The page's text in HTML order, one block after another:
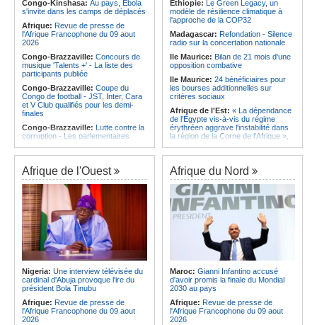
Afrique:Le Maroc et l'Afrique du
Sud se retrouvent quatre ans après
la finale
Afrique:
Côte d'Ivoire - Algérie, un
Angola:Le MAT organise la
troisième édition de la Semaine du
développement local à Namibe
Congo-Kinshasa: Au pays, Ebola
s'invite dans les camps de déplacés
Afrique: Revue de presse de
l'Afrique Francophone du 09 aout
2026
Congo-Brazzaville: Concours de
musique 'Talents +' - La liste des
participants publiée
Congo-Brazzaville: Coupe du
Congo de football - JST, Inter, Cara
et V Club qualifiés pour les demi-
finales
Congo-Brazzaville: Lutte contre la
corruption - Les parlementaires
Congo-Brazzaville:Santé publique
- Ollombo réceptionne son hôpital de
référence
Congo-Brazzaville:
Lutte contre
les épidémies - Les employés de la
maison de retraite Kambissi en
formation
Congo-Brazzaville:Distinction -
Darrel Ornelle Elion Assiana promue
maître-assistant Cames
Afrique:Naomi Eto (Cameroun) - «
Face au Nigeria, nous donnerons
tout sur le terrain. »
Cameroun:Ngoh Ngoh, l'homme
qui signe à la place de Biya
Ethiopie: Le Green Legacy, un
modèle de résilience climatique à
l'approche de la COP32
Madagascar: Refondation - Silence
radio sur la concertation nationale
Ile Maurice: Bilan de 21 mois d'une
opposition combative
Ile Maurice: 24 bénéficiaires pour
les bourses additionnelles sur
critères sociaux
Afrique de l'Est: « La dépendance
de l'Égypte vis-à-vis du régime
érythréen aggrave l'instabilité dans
la région de la Corne de l'Afrique »,
Ethiopie:Le peuple oromo s'est
historiquement opposé à des
systèmes administratifs défaillants
Ethiopie: « Le renforcement des
capacités de l'armée de l'air
éthiopienne consolide la dissuasion
nationale », déclare le commandant
en second
Afrique de l'Est:« Les dirigeants
érythréens font obstacle à la stabilité
et au développement de la région »,
selon un professeur de l'université
d'Uppsala
Ile Maurice:Dharam Gokhool -
«Kan mo vinn prezidan mo pa okip
mo sekirite»
Ile Maurice:
Chetan Baboolall - Le
Afrique de l'Ouest
Nigeria: Une interview télévisée du
cardinal d'Abuja provoque l'ire du
président Bola Tinubu
Afrique: Revue de presse de
l'Afrique Francophone du 09 aout
2026
Afrique du Nord
Maroc: Gianni Infantino accusé
d'avoir promis la finale du Mondial
2030 au pays
Afrique: Revue de presse de
l'Afrique Francophone du 09 aout
2026